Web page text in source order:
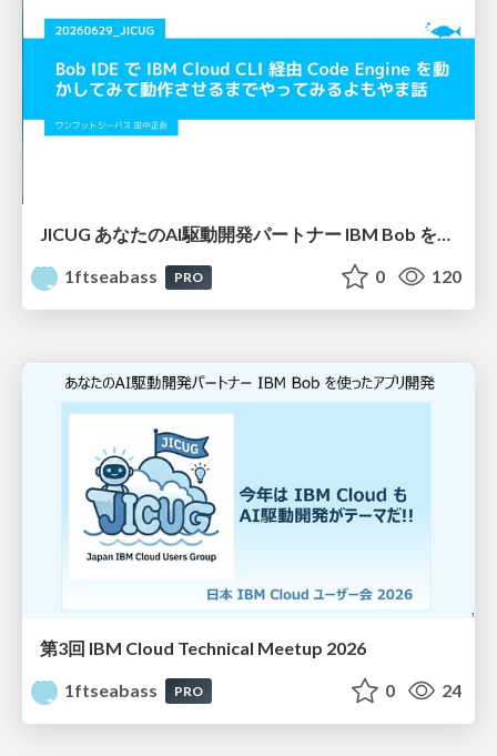
JICUG あなたのAI駆動開発パートナー IBM Bob を使ったアプリ開発 vol.2
1ftseabass
PRO 0 120
第3回 IBM Cloud Technical Meetup 2026
1ftseabass
PRO 0 24